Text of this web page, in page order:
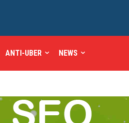
ANTI-UBER NEWS